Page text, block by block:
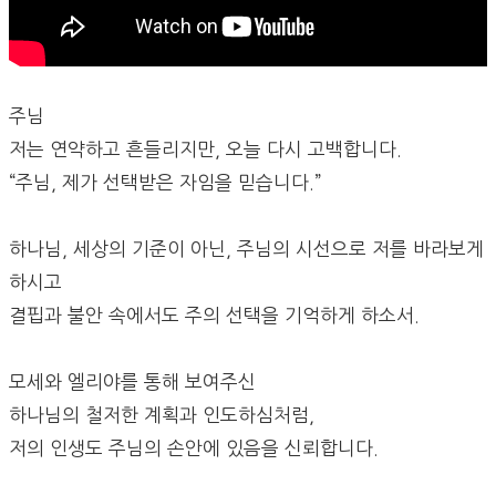
주님
저는 연약하고 흔들리지만, 오늘 다시 고백합니다.
“주님, 제가 선택받은 자임을 믿습니다.”
하나님, 세상의 기준이 아닌, 주님의 시선으로 저를 바라보게
하시고
결핍과 불안 속에서도 주의 선택을 기억하게 하소서.
모세와 엘리야를 통해 보여주신
하나님의 철저한 계획과 인도하심처럼,
저의 인생도 주님의 손안에 있음을 신뢰합니다.